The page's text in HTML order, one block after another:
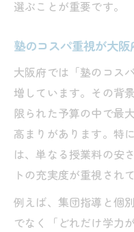
選ぶことが重要です。
塾のコスパ重視が大阪
大阪府では「塾のコス
増しています。その背
限られた予算の中で最
高まりがあります。特
は、単なる授業料の安
トの充実度が重視され
例えば、集団指導と個
でなく「どれだけ学力